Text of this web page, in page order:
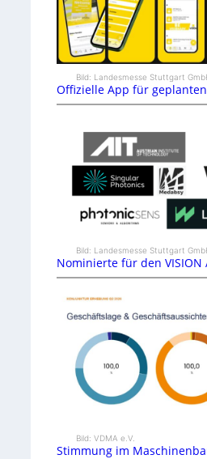
Bild: Landesmesse Stuttgart
Offizielle App für
Bild: Landesmesse Stuttgart
Nominierte für den VISION
Bild: VDMA e.V.
Stimmung im